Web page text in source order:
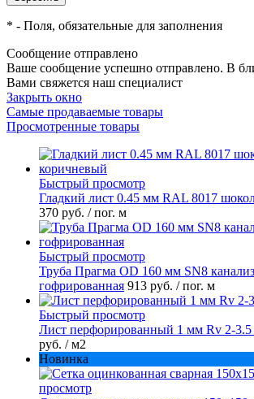
* - Поля, обязательные для заполнения
Сообщение отправлено
Ваше сообщение успешно отправлено. В
Вами свяжется наш специалист
Закрыть окно
Самые продаваемые товары
Просмотренные товары
Быстрый просмотр
Гладкий лист 0.45 мм RAL 8017
370 руб. / пог. м
Быстрый просмотр
Труба Прагма OD 160 мм SN8
гофрированная 913 руб. / пог. м
Быстрый просмотр
Лист перфорированный 1 мм Rv 2-3.5
руб. / м2
Новинка
просмотр